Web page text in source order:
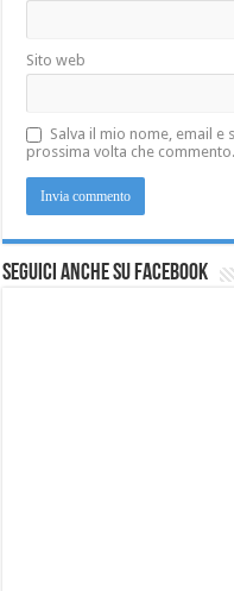
Sito web
Salva il mio nome, email
prossima volta che commento.
Seguici anche su Facebook